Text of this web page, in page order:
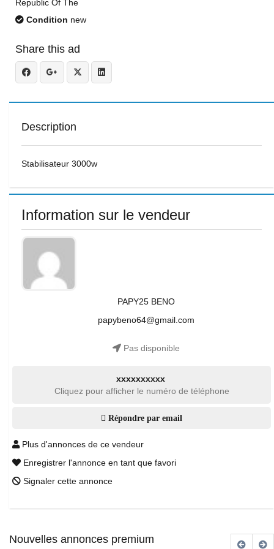
Republic Of The
Condition new
Share this ad
Description
Stabilisateur 3000w
Information sur le vendeur
PAPY25 BENO
papybeno64@gmail.com
Pas disponible
xxxxxxxxxx
Cliquez pour afficher le numéro de téléphone
Répondre par email
Plus d'annonces de ce vendeur
Enregistrer l'annonce en tant que favori
Signaler cette annonce
Nouvelles annonces premium